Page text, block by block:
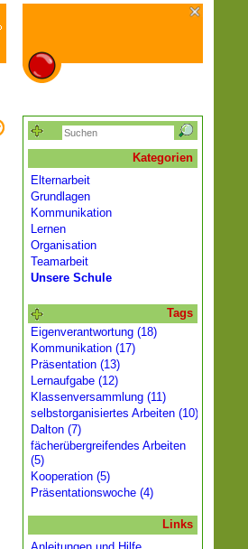
Kategorien
Elternarbeit
Grundlagen
Kommunikation
Lernen
Organisation
Teamarbeit
Unsere Schule
Tags
Eigenverantwortung (18)
Kommunikation (17)
Präsentation (13)
Lernaufgabe (12)
Klassenversammlung (11)
selbstorganisiertes Arbeiten (10)
Dalton (7)
fächerübergreifendes Arbeiten
(5)
Kooperation (5)
Präsentationswoche (4)
Links